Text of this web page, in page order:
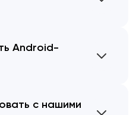
Android-
с нашими